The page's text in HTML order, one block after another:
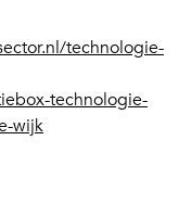
technologie-
technologie-
wijk